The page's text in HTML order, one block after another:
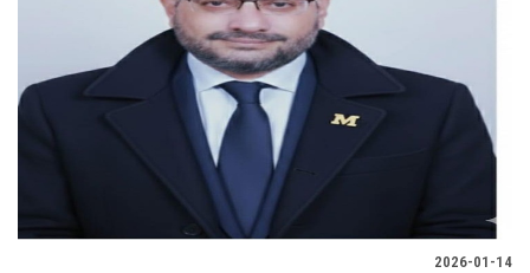
هيئة التدريس
الخريجين
2026-01-14